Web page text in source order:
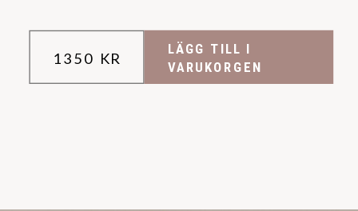
1350 KR LÄGG TILL I
VARUKORGEN